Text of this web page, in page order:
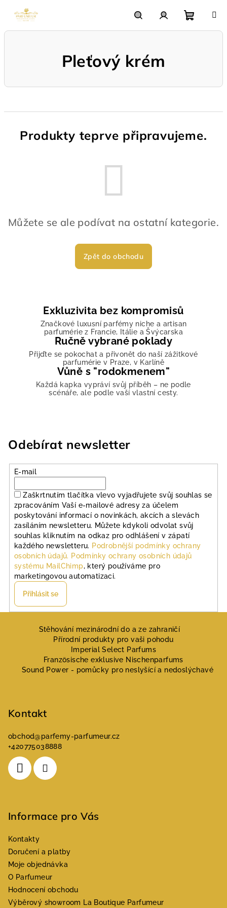
HledatPřihlášení
Pleťový krém
Produkty teprve připravujeme.
Můžete se ale podívat na ostatní kategorie.
Zpět do obchodu
Exkluzivita bez kompromisů
Značkové luxusní parfémy niche a artisan
parfumérie z Francie, Itálie a Švýcarska
Ručně vybrané poklady
Přijďte se pokochat a přivonět do naší zážitkové
parfumérie v Praze, v Karlíně
Vůně s "rodokmenem"
Každá kapka vypráví svůj příběh – ne podle
scénáře, ale podle vaší vlastní cesty.
Odebírat newsletter
E-mail
Zaškrtnutím tlačítka vlevo vyjadřujete svůj souhlas se
zpracováním Vaší e-mailové adresy za účelem
poskytování informací o novinkách, akcích a slevách
zasíláním newsletteru. Můžete kdykoli odvolat svůj
souhlas kliknutím na odkaz pro odhlášení v zápatí
každého newsletteru. Podrobnější podmínky ochrany
osobních údajů. Podmínky ochrany osobních údajů
systému MailChimp, který používáme pro
marketingovou automatizaci.
Přihlásit se
Stěhování mezinárodní do a ze zahraničí
Přírodní produkty pro vaši pohodu
Imperial Select Parfums
Französische exklusive Nischenparfums
Sound Power - pomůcky pro neslyšící a nedoslýchavé
Kontakt
obchod@parfemy-parfumeur.cz
+420775038888
Informace pro Vás
Kontakty
Doručení a platby
Moje objednávka
O Parfumeur
Hodnocení obchodu
Výběrový showroom La Boutique Parfumeur